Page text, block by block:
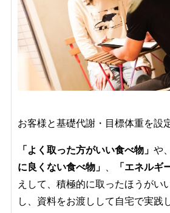
お客様と基礎代謝・目標体重を設
「よく取った方がいい食べ物」 や、
に良くない食べ物」
「エネルギ
えして、積極的に取ったほうがい
し、資料をお渡しして自宅で実践